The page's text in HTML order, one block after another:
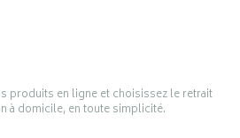
produits en ligne et choisissez le retrait
à domicile, en toute simplicité.